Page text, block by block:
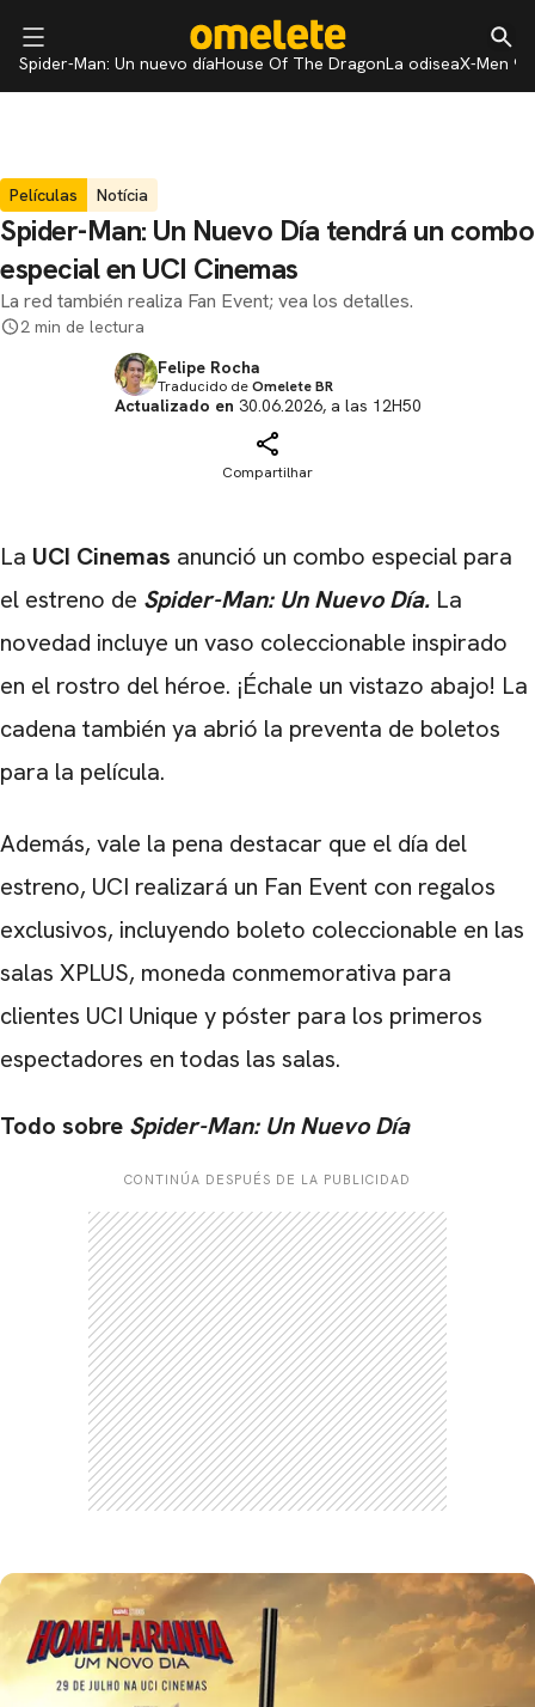
Spider-Man: Un nuevo díaHouse Of The DragonLa odiseaX-Men 97
Películas Notícia
Spider-Man: Un Nuevo Día tendrá un combo
especial en UCI Cinemas
La red también realiza Fan Event; vea los detalles.
2 min de lectura
Felipe Rocha
Traducido deOmelete BR
Actualizado en 30.06.2026, a las 12H50
Compartilhar
La UCI Cinemas anunció un combo especial para
el estreno de Spider-Man: Un Nuevo Día. La
novedad incluye un vaso coleccionable inspirado
en el rostro del héroe. ¡Échale un vistazo abajo! La
cadena también ya abrió la preventa de boletos
para la película.
Además, vale la pena destacar que el día del
estreno, UCI realizará un Fan Event con regalos
exclusivos, incluyendo boleto coleccionable en las
salas XPLUS, moneda conmemorativa para
clientes UCI Unique y póster para los primeros
espectadores en todas las salas.
Todo sobre Spider-Man: Un Nuevo Día
CONTINÚA DESPUÉS DE LA PUBLICIDAD